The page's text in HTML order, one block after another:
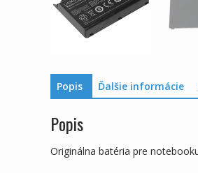
Popis Ďalšie informácie
Popis
Originálna batéria pre